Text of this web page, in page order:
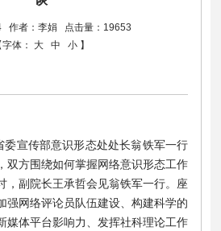
作者：李娟
点击量：19653
字体：
大 中 小 】
委宣传部意识形态处处长翁铁军一行
双方围绕如何掌握网络意识形态工作
，副院长王承哲会见翁铁军一行。座
强网络评论员队伍建设、构建科学的
媒体平台影响力、发挥社科理论工作